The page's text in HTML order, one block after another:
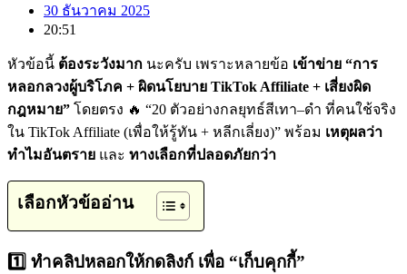
30 ธันวาคม 2025
20:51
หัวข้อนี้ ต้องระวังมาก นะครับ เพราะหลายข้อ เข้าข่าย “การ
หลอกลวงผู้บริโภค + ผิดนโยบาย TikTok Affiliate + เสี่ยงผิด
กฎหมาย” โดยตรง 🔥 “20 ตัวอย่างกลยุทธ์สีเทา–ดำ ที่คนใช้จริง
ใน TikTok Affiliate (เพื่อให้รู้ทัน + หลีกเลี่ยง)” พร้อม เหตุผลว่า
ทำไมอันตราย และ ทางเลือกที่ปลอดภัยกว่า
เลือกหัวข้ออ่าน
1️⃣ ทำคลิปหลอกให้กดลิงก์ เพื่อ “เก็บคุกกี้”